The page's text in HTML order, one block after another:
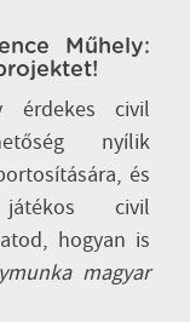
Műhely:
érdekes civil
nyílik
és
játékos civil
hogyan is
magyar